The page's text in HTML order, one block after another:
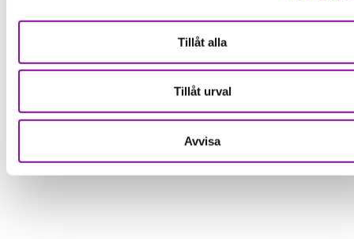
Tillåt alla
Tillåt urval
Avvisa
Anmäl dig här!